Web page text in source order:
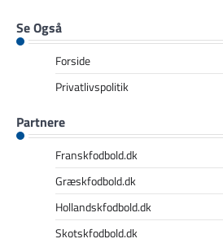
Se Også
Forside
Privatlivspolitik
Partnere
Franskfodbold.dk
Græskfodbold.dk
Hollandskfodbold.dk
Skotskfodbold.dk